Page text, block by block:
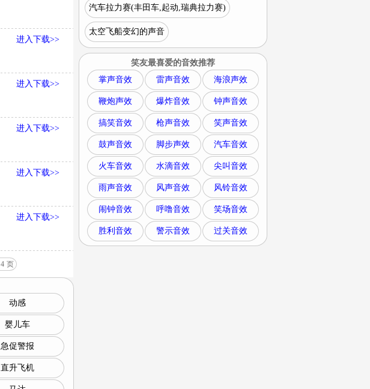
进入下载>>
进入下载>>
进入下载>>
进入下载>>
进入下载>>
4 页
动感
婴儿车
急促警报
直升飞机
汽车拉力赛(丰田车,起动,瑞典拉力赛)
太空飞船变幻的声音
笑友最喜爱的音效推荐
掌声音效
雷声音效 海浪声效
鞭炮声效 爆炸音效 钟声音效
搞笑音效 枪声音效 笑声音效
鼓声音效 脚步声效 汽车音效
火车音效 水滴音效 尖叫音效
雨声音效 风声音效 风铃音效
闹钟音效 呼噜音效 笑场音效
胜利音效 警示音效 过关音效